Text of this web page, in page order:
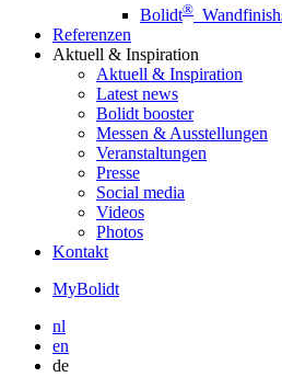
Bolidt®
Referenzen
Aktuell & Inspiration
Aktuell & Inspiration
Latest news
Bolidt booster
Messen & Ausstellungen
Veranstaltungen
Presse
Social media
Videos
Photos
Kontakt
MyBolidt
nl
en
de